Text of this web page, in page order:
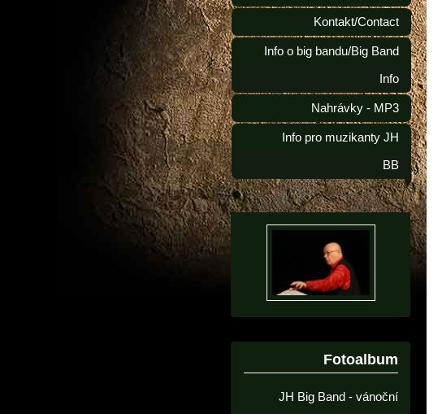
Kontakt/Contact
Info o big bandu/Big Band
Info
Nahrávky - MP3
Info pro muzikanty JH
BB
Fotoalbum
JH Big Band - vánoční